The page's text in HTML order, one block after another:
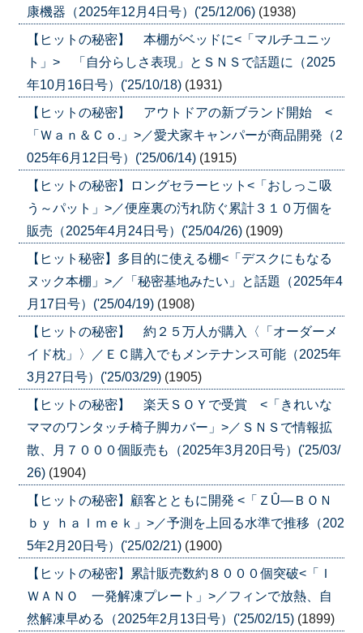
康機器（2025年12月4日号）('25/12/06) (1938)
【ヒットの秘密】 本棚がベッドに<「マルチユニッ
ト」> 「自分らしさ表現」とＳＮＳで話題に（2025
年10月16日号）('25/10/18) (1931)
【ヒットの秘密】 アウトドアの新ブランド開始 <
「Ｗａｎ＆Ｃｏ.」>／愛犬家キャンパーが商品開発（2
025年6月12日号）('25/06/14) (1915)
【ヒットの秘密】ロングセラーヒット<「おしっこ吸
う～パット」>／便座裏の汚れ防ぐ累計３１０万個を
販売（2025年4月24日号）('25/04/26) (1909)
【ヒット秘密】多目的に使える棚<「デスクにもなる
ヌック本棚」>／「秘密基地みたい」と話題（2025年4
月17日号）('25/04/19) (1908)
【ヒットの秘密】 約２５万人が購入〈「オーダーメ
イド枕」〉／ＥＣ購入でもメンテナンス可能（2025年
3月27日号）('25/03/29) (1905)
【ヒットの秘密】 楽天ＳＯＹで受賞 <「きれいな
ママのワンタッチ椅子脚カバー」>／ＳＮＳで情報拡
散、月７０００個販売も（2025年3月20日号）('25/03/
26) (1904)
【ヒットの秘密】顧客とともに開発 <「ＺÛ―ＢＯＮ
ｂｙ ｈａｌｍｅｋ」>／予測を上回る水準で推移（202
5年2月20日号）('25/02/21) (1900)
【ヒットの秘密】累計販売数約８０００個突破<「Ｉ
ＷＡＮＯ 一発解凍プレート」>／フィンで放熱、自
然解凍早める（2025年2月13日号）('25/02/15) (1899)